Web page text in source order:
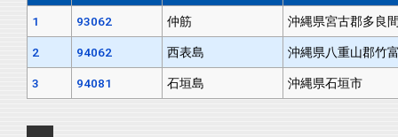
1 93062 仲筋 沖縄県宮古郡多良
2 94062 西表島 沖縄県八重山郡竹
3 94081 石垣島 沖縄県石垣市